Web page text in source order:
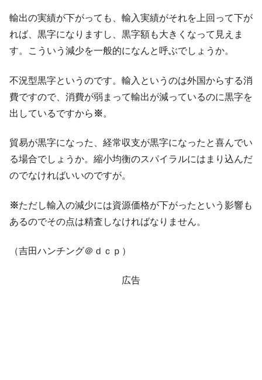
輸出の実績が下がっても、輸入実績がそれを上回って下が
れば、黒字になりますし、黒字額も大きくなって見えま
す。こういう減少を一般的になんと呼ぶでしょうか。
不況型黒字というのです。輸入というのは外国からする消
費ですので、消費が弱まって輸出が減っているのに黒字を
出しているですから ※。
貿易が黒字になった、経常収支が黒字になったと喜んでい
る場合でしょうか。縮小均衡のスパイラルにはまり込んだ
のでなければいいのですが。
※ただし輸入の減少には資源価格が下がったという影響も
あるのでその点は精査しなければなりません。
（吉田ハンチング＠ｄｃｐ）
広告